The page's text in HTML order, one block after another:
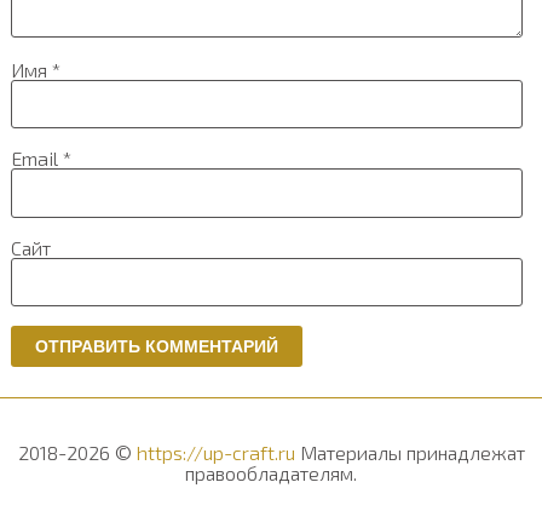
Имя *
Email *
Сайт
2018-2026 © https://up-craft.ru Материалы принадлежат
правообладателям.